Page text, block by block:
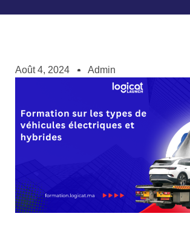
Août 4, 2024 Admin